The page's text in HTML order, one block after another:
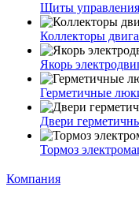
Щиты
Коллекторы
Якорь
Герметичные
Двери
Тормоз
Компания